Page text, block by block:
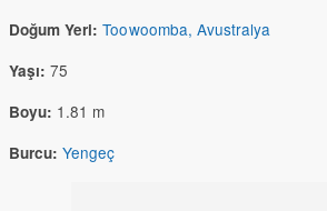
Doğum Yeri: Toowoomba, Avustralya
Yaşı: 75
Boyu: 1.81 m
Burcu: Yengeç